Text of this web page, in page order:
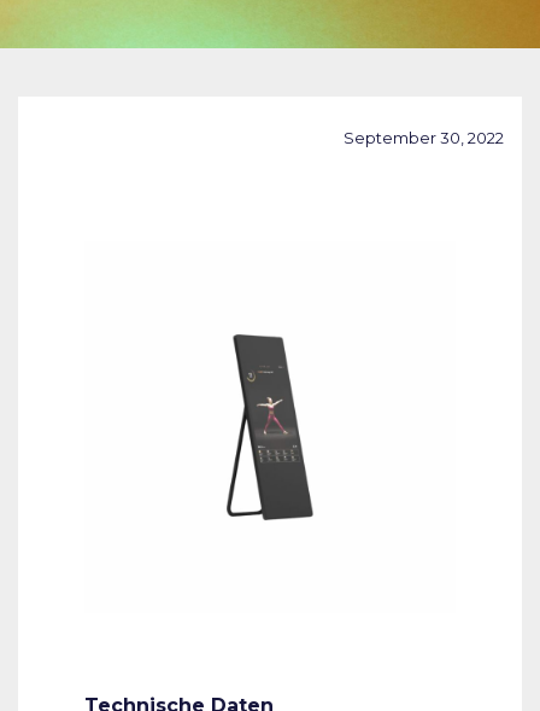
September 30, 2022
Technische Daten